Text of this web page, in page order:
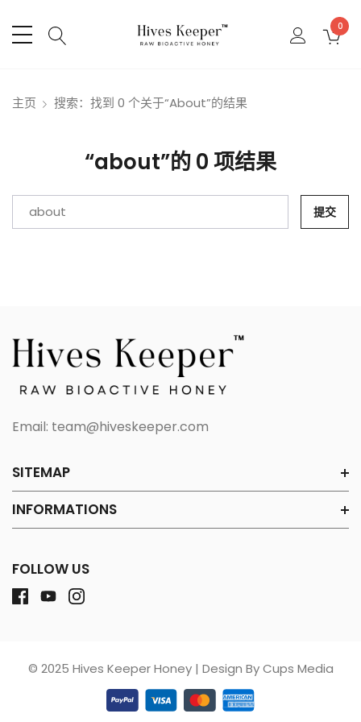
0
主页 搜索：找到 0 个关于“about”的结果
“about”的 0 项结果
提交
Email: team@hiveskeeper.com
SITEMAP
INFORMATIONS
FOLLOW US
© 2025 Hives Keeper Honey | Design By Cups Media